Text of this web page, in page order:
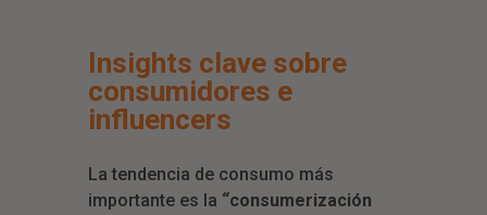
Insights clave sobre
consumidores e
influencers
La tendencia de consumo más
importante es la “consumerización